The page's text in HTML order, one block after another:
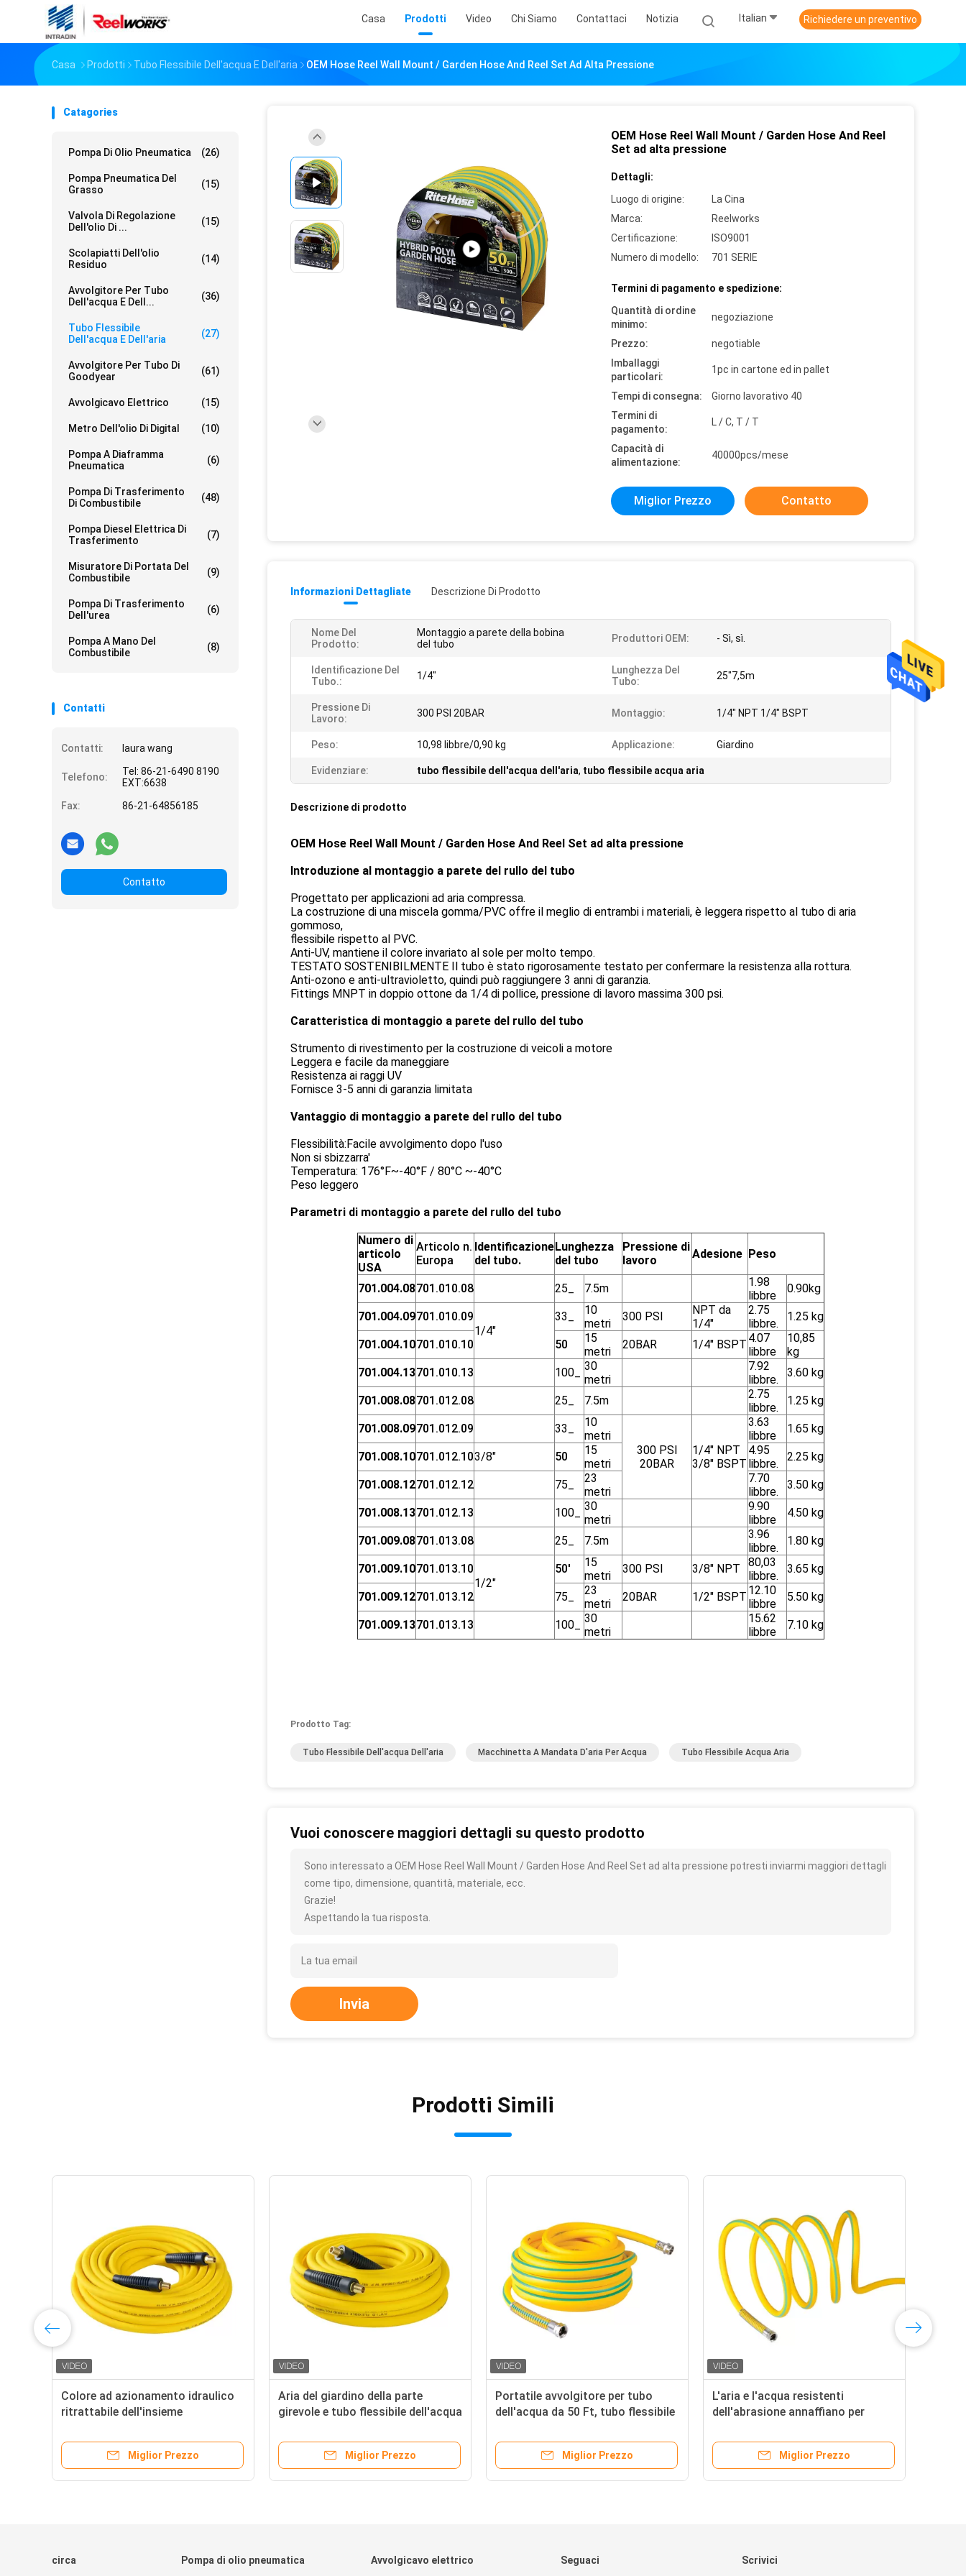
Casa Prodotti Video Chi Siamo Contattaci Notizia Italian Richiedere un preventivo
Casa Prodotti Tubo Flessibile Dell'acqua E Dell'aria OEM Hose Reel Wall Mount / Garden Hose And Reel Set Ad Alta Pressione
Catagories
Pompa Di Olio Pneumatica (26)
Pompa Pneumatica Del
Grasso
(15)
Valvola Di Regolazione
Dell'olio Di ...
(15)
Scolapiatti Dell'olio
Residuo
(14)
Avvolgitore Per Tubo
Dell'acqua E Dell...
(36)
Tubo Flessibile
Dell'acqua E Dell'aria
(27)
Avvolgitore Per Tubo Di
Goodyear
(61)
Avvolgicavo Elettrico (15)
Metro Dell'olio Di Digital (10)
Pompa A Diaframma
Pneumatica
(6)
Pompa Di Trasferimento
Di Combustibile
(48)
Pompa Diesel Elettrica Di
Trasferimento
(7)
Misuratore Di Portata Del
Combustibile
(9)
Pompa Di Trasferimento
Dell'urea
(6)
Pompa A Mano Del
Combustibile
(8)
Contatti
Contatti: laura wang
Telefono:
Tel: 86-21-6490 8190
EXT:6638
Fax:
86-21-64856185
Contatto
OEM Hose Reel Wall Mount / Garden Hose And Reel
Set ad alta pressione
Dettagli:
Luogo di origine:
La Cina
Marca:
Reelworks
Certificazione:
ISO9001
Numero di modello:
701 SERIE
Termini di pagamento e spedizione:
Quantità di ordine
minimo:
negoziazione
Prezzo:
negotiable
Imballaggi
particolari:
1pc in cartone ed in pallet
Tempi di consegna:
Giorno lavorativo 40
Termini di
pagamento:
L / C, T / T
Capacità di
alimentazione:
40000pcs/mese
Miglior Prezzo Contatto
Informazioni Dettagliate Descrizione Di Prodotto
Nome Del
Prodotto:
Montaggio a parete della bobina
del tubo
Produttori OEM: - Sì, sì.
Identificazione Del
Tubo.:
1/4"
Lunghezza Del
Tubo:
25"7,5m
Pressione Di
Lavoro:
300 PSI 20BAR Montaggio: 1/4" NPT 1/4" BSPT
Peso: 10,98 libbre/0,90 kg Applicazione: Giardino
Evidenziare: tubo flessibile dell'acqua dell'aria, tubo flessibile acqua aria
Descrizione di prodotto
OEM Hose Reel Wall Mount / Garden Hose And Reel Set ad alta pressione
Introduzione al montaggio a parete del rullo del tubo
Progettato per applicazioni ad aria compressa.
La costruzione di una miscela gomma/PVC offre il meglio di entrambi i materiali, è leggera rispetto al tubo di aria
gommoso,
flessibile rispetto al PVC.
Anti-UV, mantiene il colore invariato al sole per molto tempo.
TESTATO SOSTENIBILMENTE Il tubo è stato rigorosamente testato per confermare la resistenza alla rottura.
Anti-ozono e anti-ultravioletto, quindi può raggiungere 3 anni di garanzia.
Fittings MNPT in doppio ottone da 1/4 di pollice, pressione di lavoro massima 300 psi.
Caratteristica di montaggio a parete del rullo del tubo
Strumento di rivestimento per la costruzione di veicoli a motore
Leggera e facile da maneggiare
Resistenza ai raggi UV
Fornisce 3-5 anni di garanzia limitata
Vantaggio di montaggio a parete del rullo del tubo
Flessibilità:Facile avvolgimento dopo l'uso
Non si sbizzarra'
Temperatura: 176°F~-40°F / 80°C ~-40°C
Peso leggero
Parametri di montaggio a parete del rullo del tubo
Numero di
articolo
USA
Articolo n.
Europa
Identificazione
del tubo.
Lunghezza
del tubo
Pressione di
lavoro
Adesione Peso
701.004.08701.010.08 25_ 7.5m
1.98
libbre
0.90kg
701.004.09701.010.09
1/4"
33_
10
metri
300 PSI
NPT da
1/4"
2.75
libbre.
1.25 kg
701.004.10701.010.10 50
15
metri
20BAR 1/4" BSPT 4.07
libbre
10,85
kg
701.004.13701.010.13 100_
30
metri
7.92
libbre.
3.60 kg
701.008.08701.012.08 25_ 7.5m
2.75
libbre.
1.25 kg
701.008.09701.012.09 33_
10
metri
300 PSI
20BAR
1/4" NPT
3/8" BSPT
3.63
libbre
1.65 kg
701.008.10701.012.103/8" 50
15
metri
4.95
libbre.
2.25 kg
701.008.12701.012.12 75_
23
metri
7.70
libbre.
3.50 kg
701.008.13701.012.13 100_
30
metri
9.90
libbre
4.50 kg
701.009.08701.013.08 25_ 7.5m
3.96
libbre.
1.80 kg
701.009.10701.013.10
1/2"
50'
15
metri
300 PSI 3/8" NPT
80,03
libbre.
3.65 kg
701.009.12701.013.12 75_
23
metri
20BAR 1/2" BSPT 12.10
libbre
5.50 kg
701.009.13701.013.13 100_
30
metri
15.62
libbre
7.10 kg
Prodotto Tag:
Tubo Flessibile Dell'acqua Dell'aria Macchinetta A Mandata D'aria Per Acqua Tubo Flessibile Acqua Aria
Vuoi conoscere maggiori dettagli su questo prodotto
Sono interessato a OEM Hose Reel Wall Mount / Garden Hose And Reel Set ad alta pressione potresti inviarmi maggiori dettagli
come tipo, dimensione, quantità, materiale, ecc.
Grazie!
Aspettando la tua risposta.
Invia
Prodotti Simili
Colore ad azionamento idraulico
ritrattabile dell'insieme
flessibile e di bobina multi
Miglior Prezzo
Aria del giardino della parte
girevole e tubo flessibile dell'acqua
tempo estrema
Miglior Prezzo
Portatile avvolgitore per tubo
dell'acqua da 50 Ft, tubo flessibile
auto del giardino
Miglior Prezzo
L'aria e l'acqua resistenti
dell'abrasione annaffiano per
300psi
Miglior Prezzo
circa Pompa di olio pneumatica Avvolgicavo elettrico Seguaci Scrivici